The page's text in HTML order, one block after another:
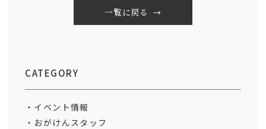
一覧に戻る
CATEGORY
イベント情報
おがけんスタッフ